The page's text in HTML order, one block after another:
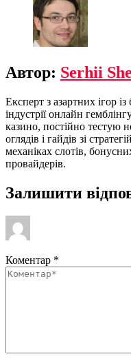
Автор: Serhii
Експерт з азартних ігор
індустрії онлайн
казино, постійно тестую
оглядів і гайдів зі
механіках слотів,
провайдерів.
Залишити
Коментар *